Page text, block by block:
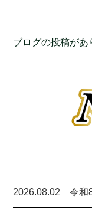
ブログの投稿があ
2026.08.02 令和